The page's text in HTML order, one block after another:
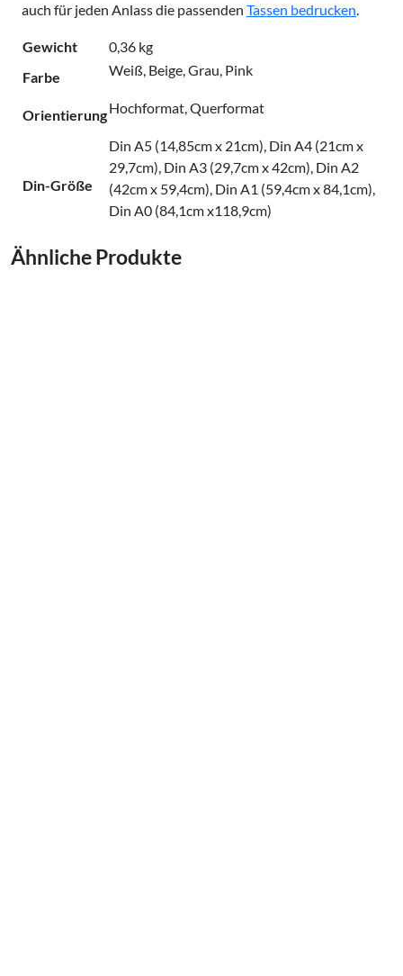
auch für jeden Anlass die passenden Tassen bedrucken.
Gewicht
0,36 kg
Farbe
Weiß, Beige, Grau, Pink
OrientierungHochformat, Querformat
Din-Größe
Din A5 (14,85cm x 21cm), Din A4 (21cm x
29,7cm), Din A3 (29,7cm x 42cm), Din A2
(42cm x 59,4cm), Din A1 (59,4cm x 84,1cm),
Din A0 (84,1cm x118,9cm)
Ähnliche Produkte